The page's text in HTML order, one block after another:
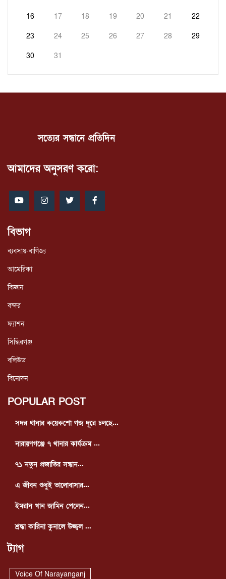
16 17 18 19 20 21 22
23 24 25 26 27 28 29
30 31
সত্যের সন্ধানে প্রতিদিন
আমাদের অনুসরণ করো:
বিভাগ
ব্যবসায়-বাণিজ্য
আমেরিকা
বিজ্ঞান
বন্দর
ফ্যাশন
সিদ্ধিরগঞ্জ
বলিউড
বিনোদন
POPULAR POST
সদর থানার কয়েকশো গজ দূরে চলছে...
নারায়ণগঞ্জে ৭ থানার কার্যক্রম ...
৭১ নতুন প্রজাতির সন্ধান...
এ জীবন শুধুই ভালোবাসার...
ইমরান খান জামিন পেলেন...
শ্রদ্ধা কারিনা কুনালে উজ্জ্বল ...
ট্যাগ
Voice Of Narayanganj